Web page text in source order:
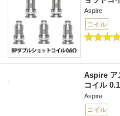
Aspire
コイル
Aspire ア
コイル
Aspire
コイル